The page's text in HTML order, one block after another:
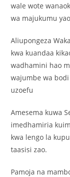
wale wote
wa majukumu
Aliupongeza
kwa kuandaa
wadhamini hao
wajumbe wa
uzoefu
Amesema kuwa
imedhamiria
kwa lengo la
taasisi zao.
Pamoja na